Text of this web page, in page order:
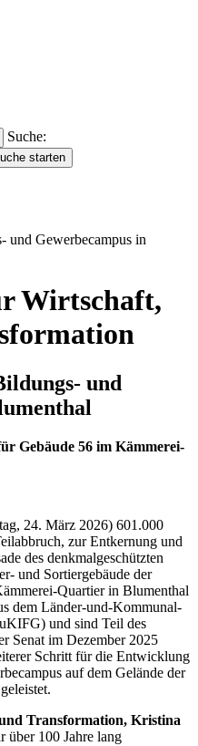
Suche:
und Gewerbecampus in
Wirtschaft,
und
Gebäude 56 im Kämmerei-
24. März 2026) 601.000
zur Entkernung und
des denkmalgeschützten
und Sortiergebäude der
Quartier in Blumenthal
dem Länder-und-Kommunal-
und sind Teil des
Senat im Dezember 2025
Schritt für die Entwicklung
auf dem Gelände der
Transformation, Kristina
über 100 Jahre lang